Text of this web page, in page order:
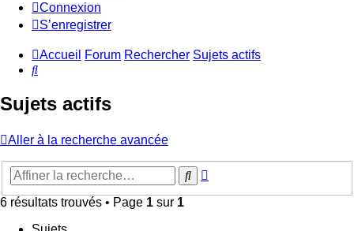
Connexion
S’enregistrer
Accueil Forum Rechercher Sujets actifs
Rechercher
Sujets actifs
Aller à la recherche avancée
Rechercher
6 résultats trouvés • Page 1 sur 1